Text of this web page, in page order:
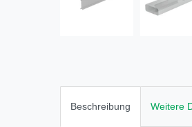
Beschreibung Weitere